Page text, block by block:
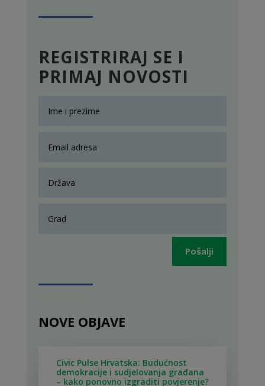
REGISTRIRAJ SE I
PRIMAJ NOVOSTI
Pošalji
NOVE OBJAVE
Civic Pulse Hrvatska: Budućnost
demokracije i sudjelovanja građana
– kako ponovno izgraditi povjerenje?